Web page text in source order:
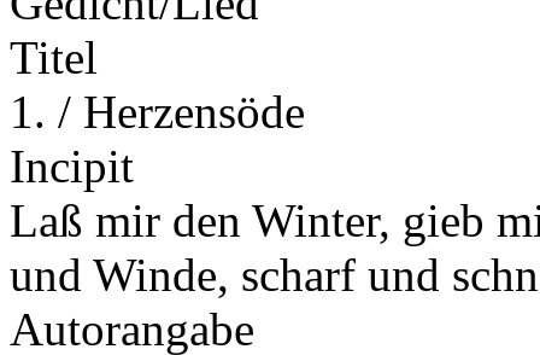
Titel
1. / Herzensöde
Incipit
Laß mir den Winter, gieb
und Winde, scharf und
Autorangabe